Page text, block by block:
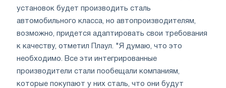
установок будет производить сталь
автомобильного класса, но автопроизводителям,
возможно, придется адаптировать свои требования
к качеству, отметил Плаул. "Я думаю, что это
необходимо. Все эти интегрированные
производители стали пообещали компаниям,
которые покупают у них сталь, что они будут